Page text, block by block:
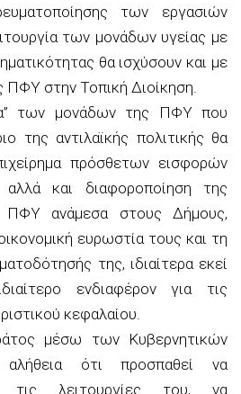
των εργασιών
των μονάδων υγείας με
θα ισχύσουν και με
ΠΦΥ στην Τοπική Διοίκηση.
των μονάδων της ΠΦΥ που
της αντιλαϊκής πολιτικής θα
πρόσθετων εισφορών
και διαφοροποίηση της
ΠΦΥ ανάμεσα στους Δήμους,
ευρωστία τους και τη
της, ιδιαίτερα εκεί
ενδιαφέρον για τις
κεφαλαίου.
μέσω των Κυβερνητικών
αλήθεια ότι προσπαθεί να
τις λειτουργίες του, να